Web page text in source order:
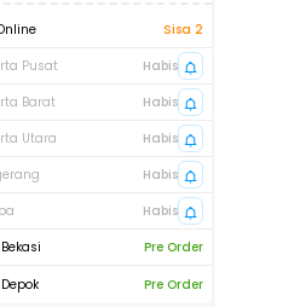
Sisa 2
Pusat
Habis
Barat
Habis
Utara
Habis
Habis
Habis
Pre Order
Pre Order